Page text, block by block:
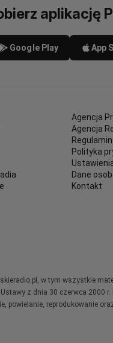
aplikację
Google Play App
Agencja
Agencja
Polityka
Dane
Kontakt
w tym wszystkie
z dnia 30 czerwca 2000
powielanie, reprodukowanie